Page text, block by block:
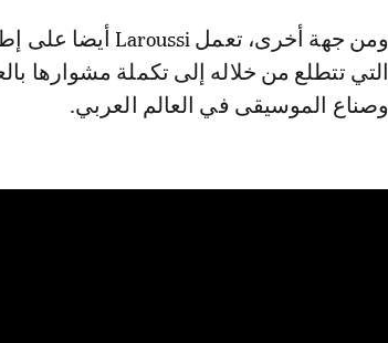
التي تتطلع من خلاله إلى تكملة مشوارها
وصناع الموسيقى في العالم العربي.